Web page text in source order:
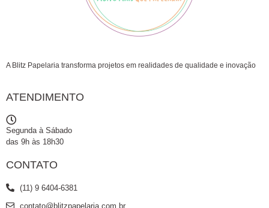
A Blitz Papelaria transforma projetos em realidades de qualidade e inovação
ATENDIMENTO
Segunda à Sábado
das 9h às 18h30
CONTATO
(11) 9 6404-6381
contato@blitzpapelaria.com.br